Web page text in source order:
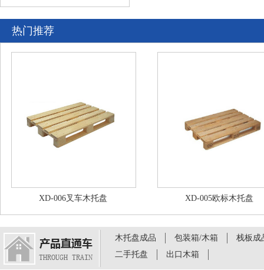
热门推荐
XD-006叉车木托盘 XD-005欧标木托盘
木托盘成品 包装箱/木箱
栈板成
二手托盘
出口木箱